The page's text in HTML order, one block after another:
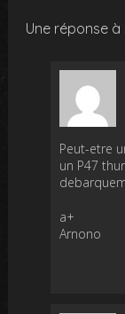
Une réponse
Peut-etre
un P47
a+
Arnono